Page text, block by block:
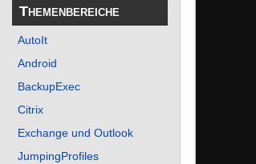
Themenbereiche
AutoIt
Android
BackupExec
Citrix
Exchange und Outlook
JumpingProfiles